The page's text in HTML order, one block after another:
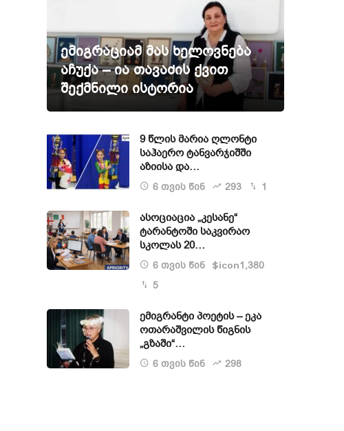
ემიგრაციამ მას ხელოვნება
აჩუქა – ია თავაძის ქვით
შექმნილი ისტორია
9 წლის მარია ღლონტი
საჰაერო ტანვარჯიშში
აზიისა და…
6 თვის წინ 293 1
ასოციაცია „კესანე“
ტარანტოში საკვირაო
სკოლას 20…
6 თვის წინ $icon1,380
5
ემიგრანტი პოეტის – ეკა
ოთარაშვილის წიგნის
„გზაში“…
6 თვის წინ 298